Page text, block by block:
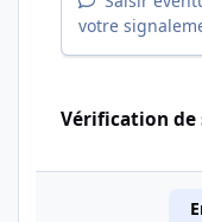
votre
Vérification de